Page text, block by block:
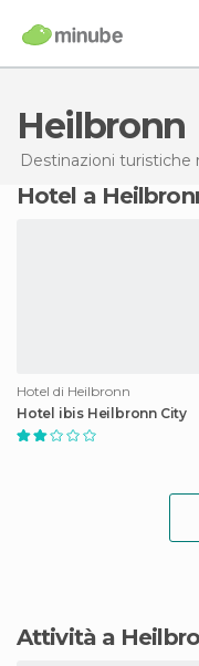
Heilbronn
Destinazioni turistiche
Hotel a
Hotel di Heilbronn
Hotel ibis Heilbronn City
Attività a